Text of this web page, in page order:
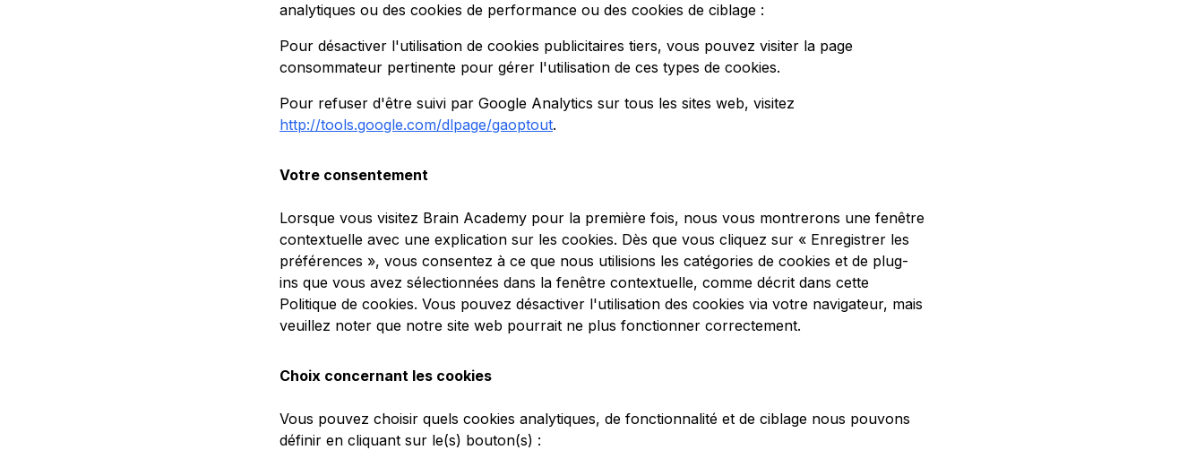
analytiques ou des cookies de performance ou des cookies de ciblage :
Pour désactiver l'utilisation de cookies publicitaires tiers, vous pouvez visiter la page
consommateur pertinente pour gérer l'utilisation de ces types de cookies.
Pour refuser d'être suivi par Google Analytics sur tous les sites web, visitez
http://tools.google.com/dlpage/gaoptout.
Votre consentement
Lorsque vous visitez Brain Academy pour la première fois, nous vous montrerons une fenêtre
contextuelle avec une explication sur les cookies. Dès que vous cliquez sur « Enregistrer les
préférences », vous consentez à ce que nous utilisions les catégories de cookies et de plug-
ins que vous avez sélectionnées dans la fenêtre contextuelle, comme décrit dans cette
Politique de cookies. Vous pouvez désactiver l'utilisation des cookies via votre navigateur, mais
veuillez noter que notre site web pourrait ne plus fonctionner correctement.
Choix concernant les cookies
Vous pouvez choisir quels cookies analytiques, de fonctionnalité et de ciblage nous pouvons
définir en cliquant sur le(s) bouton(s) :